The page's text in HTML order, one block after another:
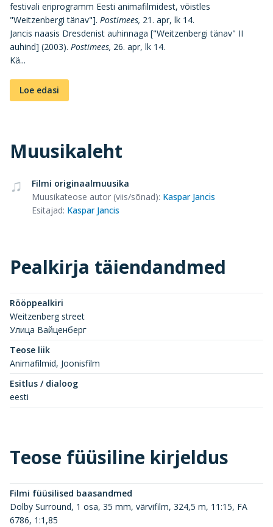
festivali eriprogramm Eesti animafilmidest, võistles
"Weitzenbergi tänav"]. Postimees, 21. apr, lk 14.
Jancis naasis Dresdenist auhinnaga ["Weitzenbergi tänav" II
auhind] (2003). Postimees, 26. apr, lk 14.
Kä...
Loe edasi
Muusikaleht
Filmi originaalmuusika
Muusikateose autor (viis/sõnad): Kaspar Jancis
Esitajad: Kaspar Jancis
Pealkirja täiendandmed
Rööppealkiri
Weitzenberg street
Улица Вайценберг
Teose liik
Animafilmid, Joonisfilm
Esitlus / dialoog
eesti
Teose füüsiline kirjeldus
Filmi füüsilised baasandmed
Dolby Surround, 1 osa, 35 mm, värvifilm, 324,5 m, 11:15, FA
6786, 1:1,85